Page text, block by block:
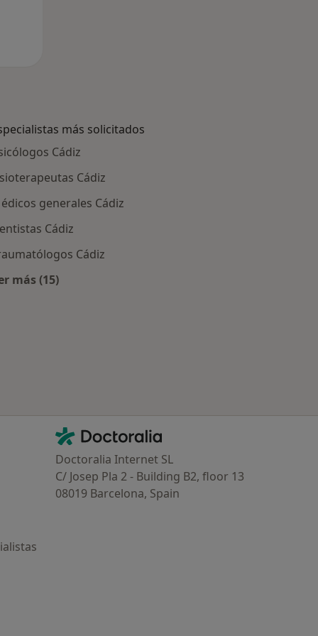
más solicitados
Cádiz
Cádiz
generales Cádiz
Cádiz
Cádiz
más (15)
Contacto
Doctoralia - Página de inicio
Doctoralia Internet SL
C/ Josep Pla 2 - Building B2, floor 13
08019 Barcelona, Spain